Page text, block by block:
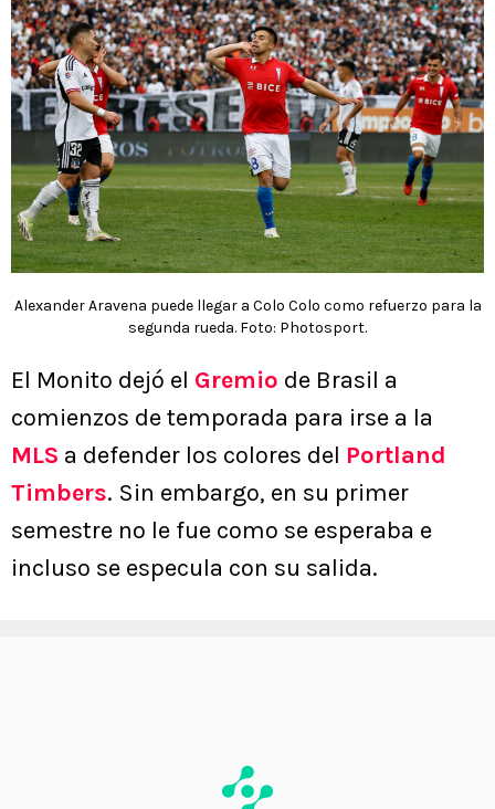
Alexander Aravena puede llegar a Colo Colo como refuerzo para la
segunda rueda. Foto: Photosport.
El Monito dejó el Gremio de Brasil a
comienzos de temporada para irse a la
MLS a defender los colores del Portland
Timbers. Sin embargo, en su primer
semestre no le fue como se esperaba e
incluso se especula con su salida.